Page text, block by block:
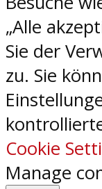
„Alle
Sie der
zu. Sie
Cookie
Manage